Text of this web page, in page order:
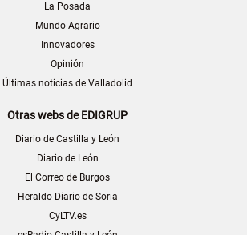
La Posada
Mundo Agrario
Innovadores
Opinión
Últimas noticias de Valladolid
Otras webs de EDIGRUP
Diario de Castilla y León
Diario de León
El Correo de Burgos
Heraldo-Diario de Soria
CyLTV.es